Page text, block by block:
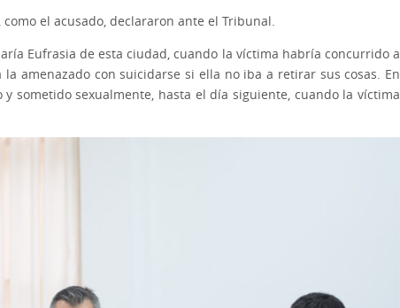
el acusado, declararon ante el Tribunal.
Eufrasia de esta ciudad, cuando la víctima habría concurrido a
amenazado con suicidarse si ella no iba a retirar sus cosas. En
sometido sexualmente, hasta el día siguiente, cuando la víctima